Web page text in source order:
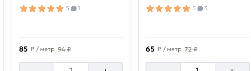
5 1
85 ₽ / метр 94 ₽
5 3
65 ₽ / метр 72 ₽